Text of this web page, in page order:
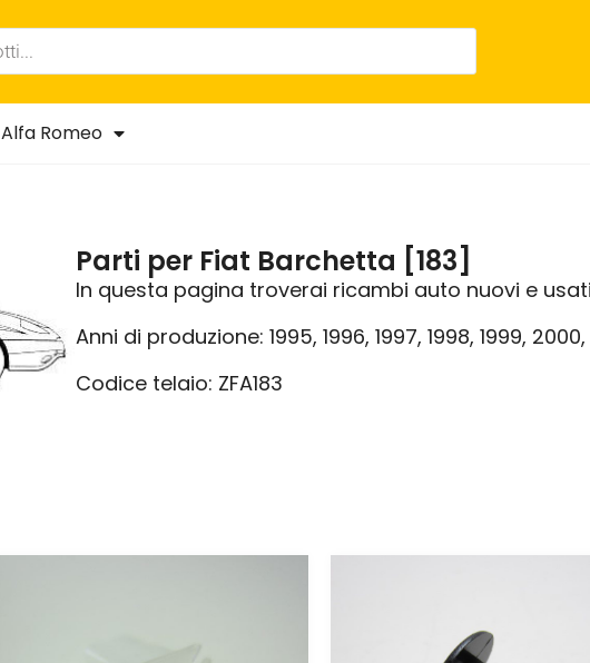
Alfa Romeo
Parti per Fiat Barchetta [183]
In questa pagina troverai ricambi auto nuovi e
Anni di produzione: 1995, 1996, 1997, 1998, 1999,
Codice telaio: ZFA183